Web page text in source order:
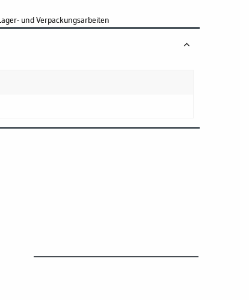
und Verpackungsarbeiten